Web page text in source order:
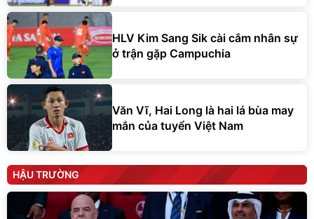
HLV Kim Sang Sik cài cắm nhân sự
ở trận gặp Campuchia
Văn Vĩ, Hai Long là hai lá bùa may
mắn của tuyển Việt Nam
HẬU TRƯỜNG